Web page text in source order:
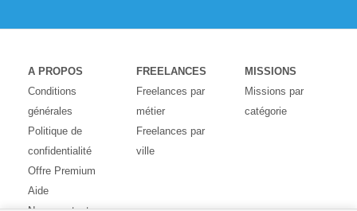
A PROPOS
Conditions
générales
Politique de
confidentialité
Offre Premium
Aide
FREELANCES
Freelances par
métier
Freelances par
ville
MISSIONS
Missions par
catégorie